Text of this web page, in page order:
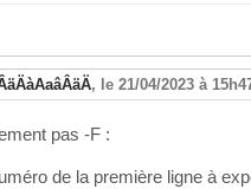
, le 21/04/2023 à
pas -F :
de la première ligne à